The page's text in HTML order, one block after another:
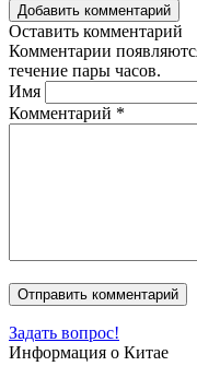
Добавить комментарий
Оставить комментарий
Комментарии
течение пары часов.
Имя
Комментарий *
Задать вопрос!
Информация о Китае